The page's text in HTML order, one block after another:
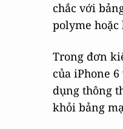
chắc với
polyme hoặc
Trong đơn
của iPhone
dụng thông
khỏi bảng